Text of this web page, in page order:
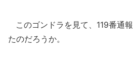
このゴンドラを見て、119番通
たのだろうか。